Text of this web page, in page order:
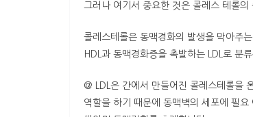
그러나 여기서 중요한 것은 콜레스 테롤의
콜레스테롤은 동맥경화의 발생을 막아주는
HDL과 동맥경화증을 촉발하는 LDL로 분류
@ LDL은 간에서 만들어진 콜레스테롤을
역할을 하기 때문에 동맥벽의 세포에 필요